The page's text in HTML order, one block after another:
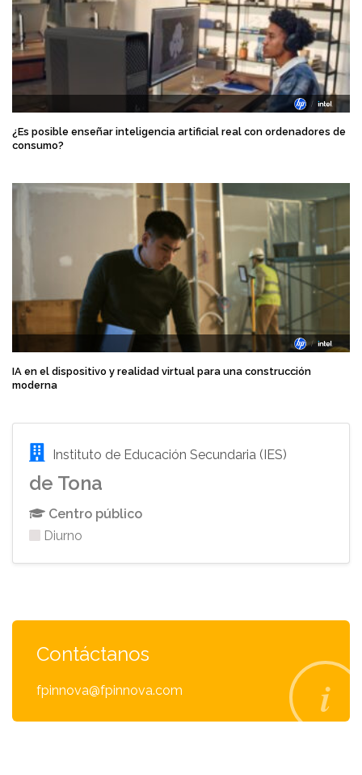
¿Es posible enseñar inteligencia artificial real con ordenadores de
consumo?
IA en el dispositivo y realidad virtual para una construcción
moderna
Instituto de Educación Secundaria (IES)
de Tona
Centro público
Diurno
Contáctanos
fpinnova@fpinnova.com